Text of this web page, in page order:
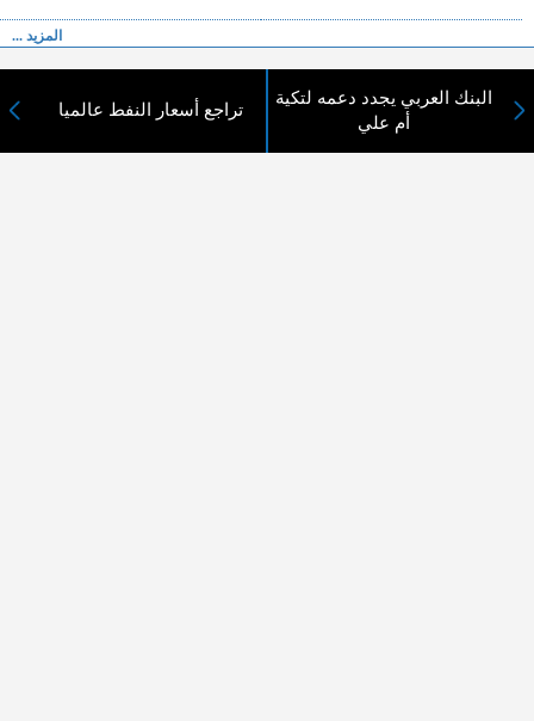
المزيد ...
اختيارات القراء
البنك العربي يجدد دعمه لتكية
أم علي
تراجع أسعار النفط عالميا